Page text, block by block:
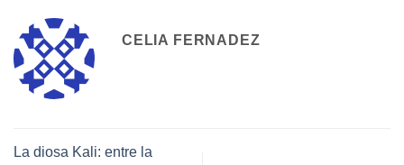
CELIA FERNADEZ
La diosa Kali: entre la